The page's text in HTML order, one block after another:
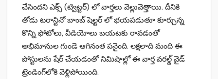
చేసిందని ఎక్స్ (ట్విట్టర్) లో వార్తలు వెల్లువెత్తాయి. దీనికి
తోడు టరాన్టినో బాంబ్ షెల్టర్ లో భయపడుతూ కూర్చున్న
కొన్ని ఫోటోలు, వీడియోలు బయటకు రావడంతో
అభిమానుల గుండె ఆగినంత పనైంది. లక్షలాది మంది ఈ
పోస్టులను షేర్ చేయడంతో నిమిషాల్లో ఈ వార్త వరల్డ్ వైడ్
ట్రెండింగ్‌లోకి వెళ్లిపోయింది.